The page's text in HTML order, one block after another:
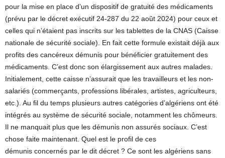
pour la mise en place d’un dispositif de gratuité des médicaments
(prévu par le décret exécutif 24-287 du 22 août 2024) pour ceux et
celles qui n’étaient pas inscrits sur les tablettes de la CNAS (Caisse
nationale de sécurité sociale). En fait cette formule existait déjà aux
profits des cancéreux démunis pour bénéficier gratuitement des
médicaments. C’est donc son élargissement aux autres malades.
Initialement, cette caisse n’assurait que les travailleurs et les non-
salariés (commerçants, professions libérales, artistes, agriculteurs,
etc.). Au fil du temps plusieurs autres catégories d’algériens ont été
intégrés au système de sécurité sociale, notamment les chômeurs.
Il ne manquait plus que les démunis non assurés sociaux. C’est
chose faite maintenant. Quel est le profil de ces
démunis concernés par le dit décret ? Ce sont les algériens sans